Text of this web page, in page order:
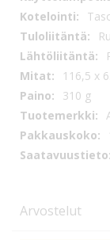
116,5 x
310 g
Arvostelut